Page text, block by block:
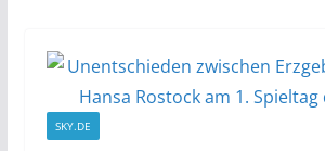
SKY.DE